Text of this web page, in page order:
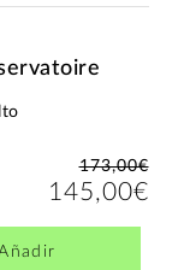
173,00€
145,00€